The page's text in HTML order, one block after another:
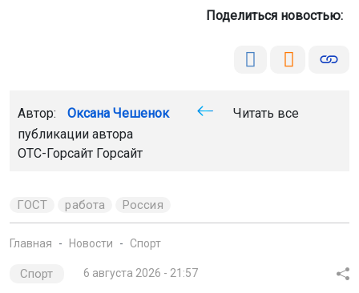
Поделиться новостью:
Автор: Оксана Чешенок
Читать все
публикации автора
ОТС-Горсайт Горсайт
ГОСТ работа Россия
Главная Новости Спорт
Спорт 6 августа 2026 - 21:57